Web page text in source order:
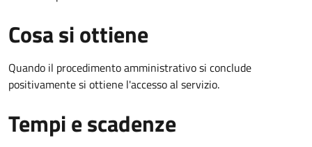
Cosa si ottiene
Quando il procedimento amministrativo si conclude
positivamente si ottiene l'accesso al servizio.
Tempi e scadenze